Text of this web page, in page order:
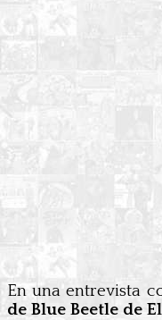
En una entrevista
de Blue Beetle de